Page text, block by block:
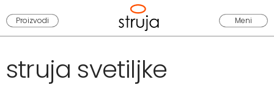
Proizvodi Meni
struja svetiljke